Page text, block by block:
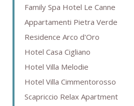
Family Spa Hotel Le Canne
Appartamenti Pietra Verde
Residence Arco d'Oro
Hotel Casa Cigliano
Hotel Villa Melodie
Hotel Villa Cimmentorosso
Scapriccio Relax Apartment